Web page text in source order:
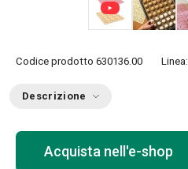
Codice prodotto 630136.00 Linea:
Descrizione
Acquista nell'e-shop